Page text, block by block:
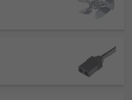
of items in our range,